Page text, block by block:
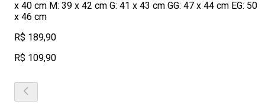
x 40 cm M: 39 x 42 cm G: 41 x 43 cm GG: 47 x 44 cm EG: 50
x 46 cm
R$ 189,90
R$ 109,90